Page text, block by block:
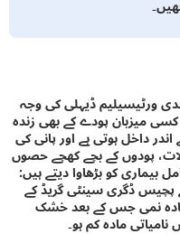
ڈیہلی کی وجہ
پودے کے بھی زندہ
ہوتی ہے اور پانی کی
کے بچے کھچے حصوں
کو بڑھاوا دیتے ہیں:
ڈگری سینٹی گریڈ کے
جس کے بعد خشک
مادہ کم ہو۔